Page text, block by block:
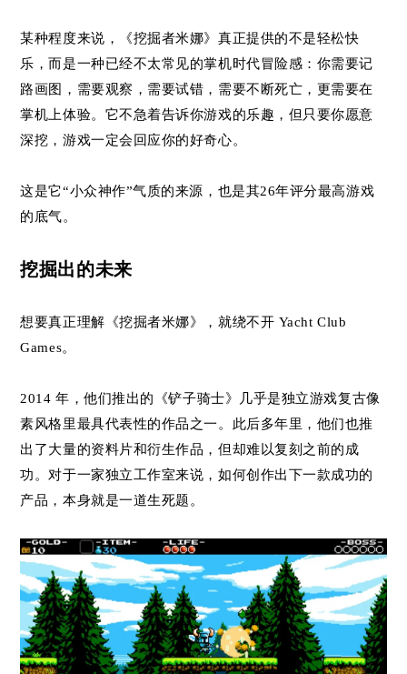
某种程度来说，《挖掘者米娜》真正提供的不是轻松快
乐，而是一种已经不太常见的掌机时代冒险感：你需要记
路画图，需要观察，需要试错，需要不断死亡，更需要在
掌机上体验。它不急着告诉你游戏的乐趣，但只要你愿意
深挖，游戏一定会回应你的好奇心。
这是它“小众神作”气质的来源，也是其26年评分最高游戏
的底气。
挖掘出的未来
想要真正理解《挖掘者米娜》，就绕不开 Yacht Club
Games。
2014 年，他们推出的《铲子骑士》几乎是独立游戏复古像
素风格里最具代表性的作品之一。此后多年里，他们也推
出了大量的资料片和衍生作品，但却难以复刻之前的成
功。对于一家独立工作室来说，如何创作出下一款成功的
产品，本身就是一道生死题。